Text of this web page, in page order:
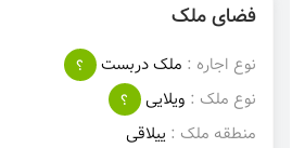
فضای ملک
نوع اجاره : ملک دربست
؟
نوع ملک : ویلایی
؟
منطقه ملک : ییلاقی